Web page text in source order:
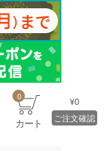
0
カート
¥0
ご注文確認